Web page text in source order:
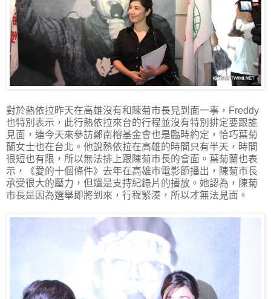
對於熱依拉昨天在高雄沒有和陳菊市長見到面一事，Freddy
也特別表示，此行熱依拉來台的行程並沒有特別排定要跟誰
見面，連今天來參訪鄭南榕基金會也是臨時約定，恰巧葉菊
蘭女士也在台北。他說熱依拉在高雄的時間只有半天，時間
很短也有限，所以無法排上跟陳菊市長的會面。葉菊蘭也表
示，《愛的十個條件》去年在高雄市電影節播出，陳菊市長
承受很大的壓力，但還是支持紀錄片的播放。她認為，陳菊
市長是因為選舉即將到來，行程緊湊，所以才無法見面。